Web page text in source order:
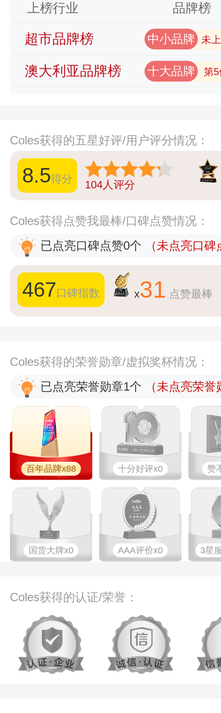
上榜行业 品牌榜
超市品牌榜 中小品牌 未
澳大利亚品牌榜 十大品牌 第5
Coles获得的五星好评/用户评分情况：
8.5得分 104人评分
Coles获得点赞我最棒/口碑点赞情况：
已点亮口碑点赞0个
（未点亮口
467口碑指数 x31 点赞最棒
Coles获得的荣誉勋章/虚拟奖杯情况：
已点亮荣誉勋章1个
（未点亮荣
百年品牌x88 十分好评x0 赞
国货大牌x0 AAA评价x0 3星
Coles获得的认证/荣誉：